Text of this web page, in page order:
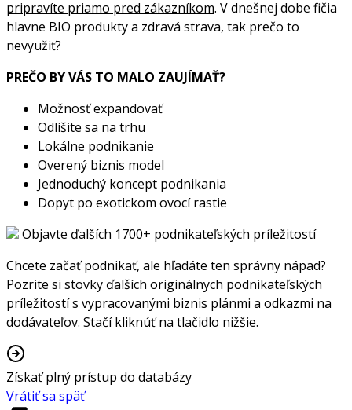
pripravíte priamo pred zákazníkom. V dnešnej dobe fičia
hlavne BIO produkty a zdravá strava, tak prečo to
nevyužiť?
PREČO BY VÁS TO MALO ZAUJÍMAŤ?
Možnosť expandovať
Odlíšite sa na trhu
Lokálne podnikanie
Overený biznis model
Jednoduchý koncept podnikania
Dopyt po exotickom ovocí rastie
Objavte ďalších 1700+ podnikateľských príležitostí
Chcete začať podnikať, ale hľadáte ten správny nápad?
Pozrite si stovky ďalších originálnych podnikateľských
príležitostí s vypracovanými biznis plánmi a odkazmi na
dodávateľov. Stačí kliknúť na tlačidlo nižšie.
Získať plný prístup do databázy
Vrátiť sa späť